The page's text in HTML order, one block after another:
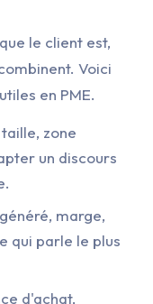
le client est,
Voici
en PME.
zone
un discours
marge,
qui parle le plus
d'achat,